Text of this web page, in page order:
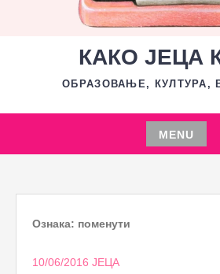
КАКО ЈЕЦА
ОБРАЗОВАЊЕ, КУЛТУРА,
MENU
Skip
content
Ознака: поменути
10/06/2016 ЈЕЦА